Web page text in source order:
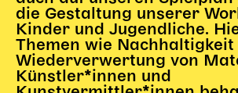
die Gestaltung unserer
Kinder und Jugendliche.
Themen wie Nachhaltigkeit
Wiederverwertung von
Künstler*innen und